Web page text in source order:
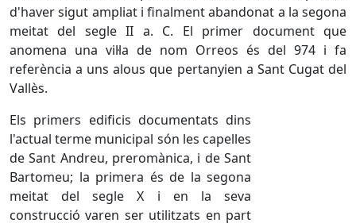
d'haver sigut ampliat i finalment abandonat a la segona
meitat del segle II a. C. El primer document que
anomena una vil·la de nom Orreos és del 974 i fa
referència a uns alous que pertanyien a Sant Cugat del
Vallès.
Els primers edificis documentats dins
l'actual terme municipal són les capelles
de Sant Andreu, preromànica, i de Sant
Bartomeu; la primera és de la segona
meitat del segle X i en la seva
construcció varen ser utilitzats en part